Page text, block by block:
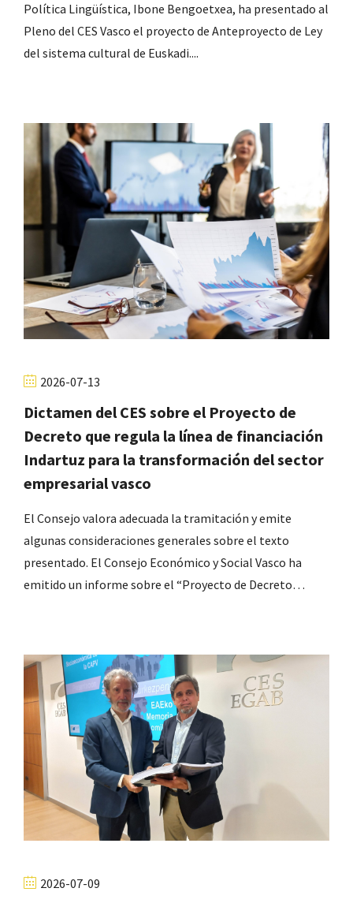
Política Lingüística, Ibone Bengoetxea, ha presentado al
Pleno del CES Vasco el proyecto de Anteproyecto de Ley
del sistema cultural de Euskadi....
2026-07-13
Dictamen del CES sobre el Proyecto de
Decreto que regula la línea de financiación
Indartuz para la transformación del sector
empresarial vasco
El Consejo valora adecuada la tramitación y emite
algunas consideraciones generales sobre el texto
presentado. El Consejo Económico y Social Vasco ha
emitido un informe sobre el “Proyecto de Decreto…
2026-07-09